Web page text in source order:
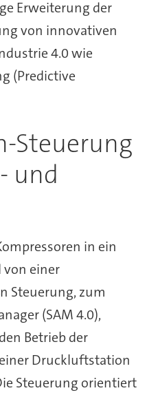
Erweiterung der
von innovativen
4.0 wie
(Predictive
Steuerung
und
in ein
von einer
Steuerung, zum
(SAM 4.0),
Betrieb der
Druckluftstation
Steuerung orientiert